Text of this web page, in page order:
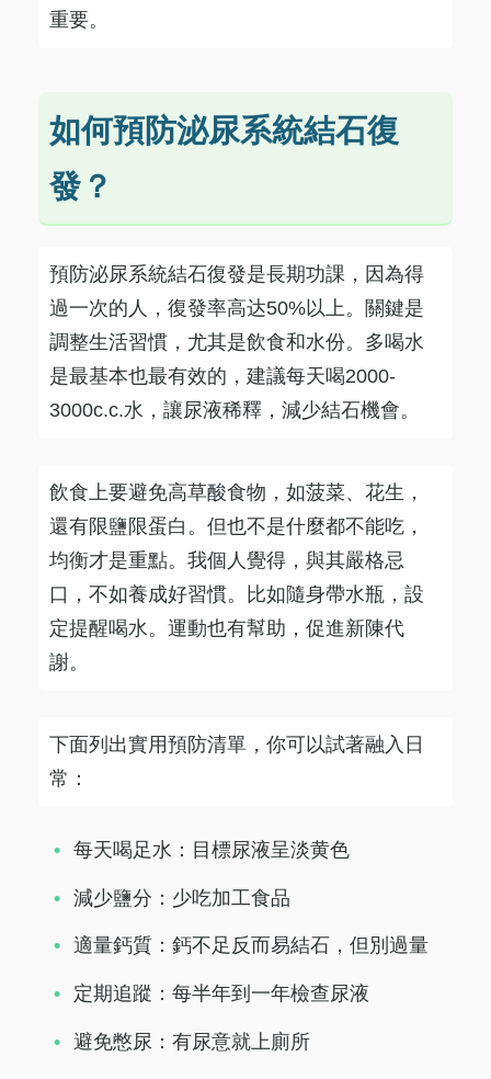
重要。
如何預防泌尿系統結石復
發？
預防泌尿系統結石復發是長期功課，因為得
過一次的人，復發率高达50%以上。關鍵是
調整生活習慣，尤其是飲食和水份。多喝水
是最基本也最有效的，建議每天喝2000-
3000c.c.水，讓尿液稀釋，減少結石機會。
飲食上要避免高草酸食物，如菠菜、花生，
還有限鹽限蛋白。但也不是什麼都不能吃，
均衡才是重點。我個人覺得，與其嚴格忌
口，不如養成好習慣。比如隨身帶水瓶，設
定提醒喝水。運動也有幫助，促進新陳代
謝。
下面列出實用預防清單，你可以試著融入日
常：
每天喝足水：目標尿液呈淡黄色
減少鹽分：少吃加工食品
適量鈣質：鈣不足反而易結石，但別過量
定期追蹤：每半年到一年檢查尿液
避免憋尿：有尿意就上廁所